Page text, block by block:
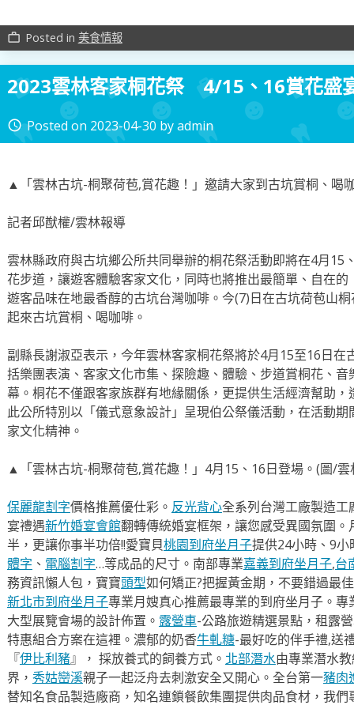
work_outline Posted in 美食情報
2023雲林客家桐花祭 4/15、16賞花盛
access_time Posted on 2023-04-30byadmin
▲「雲林古坑-桐聚荷苞,賞花趣！」邀請大家到古坑賞桐、喝
記者邱猷權/雲林報導
雲林縣政府與古坑鄉公所共同舉辦的桐花祭活動即將在4月15
花步道，讓遊客體驗客家文化，同時也將推出最簡單、自在
遊客品味在地最香醇的古坑台灣咖啡。今(7)日在古坑荷苞山
起來古坑賞桐、喝咖啡。
副縣長謝淑亞表示，今年雲林客家桐花祭將於4月15至16日在
括樂團表演、客家文化市集、探險趣、體驗、步道賞桐花、
幕。桐花不僅跟客家族群有地緣關係，更提供生活經濟幫助
此公所特別以「儀式意象設計」呈現伯公祭儀活動，在活動
家文化精神。
▲「雲林古坑-桐聚荷苞,賞花趣！」4月15、16日登場。(圖/雲
保麗龍割字價格推薦優仕彩。 反光背心全系列台灣工廠製造
宴禮遇新竹婚宴會館翻轉傳統婚宴框架，讓您感受異國氛圍。
半，更讓你事半功倍!!愛寶貝桃園到府坐月子提供24小時、9
體字 、 電腦割字…等成品的尺寸。南部專業嘉義到府坐月子,台
務資訊懶人包，寶寶頭型如何矯正?把握黃金期，不要錯過最
新北市到府坐月子專業月嫂真心推薦最專業的到府坐月子。專
大型展覽會場的設計佈置。 露營車-公路旅遊精選景點，租露
特惠組合方案在這裡。濃郁的奶香牛軋糖-最好吃的伴手禮,送
『伊比利豬』， 採放養式的飼養方式。 北部潛水由專業潛水
界， 秀姑巒溪親子一起泛舟去​刺激安全又開心。全台第一豬肉
替知名食品製造廠商，知名連鎖餐飲集團提供肉品食材，我